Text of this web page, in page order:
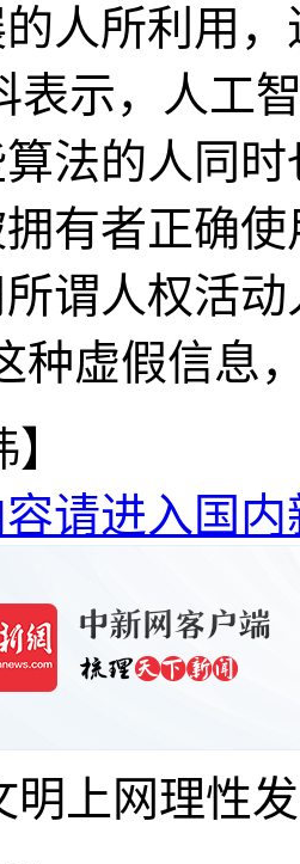
人所利用
表示，人工
法的人同
有者正确
谓人权活
种虚假信息
请进入国内
明上网理性